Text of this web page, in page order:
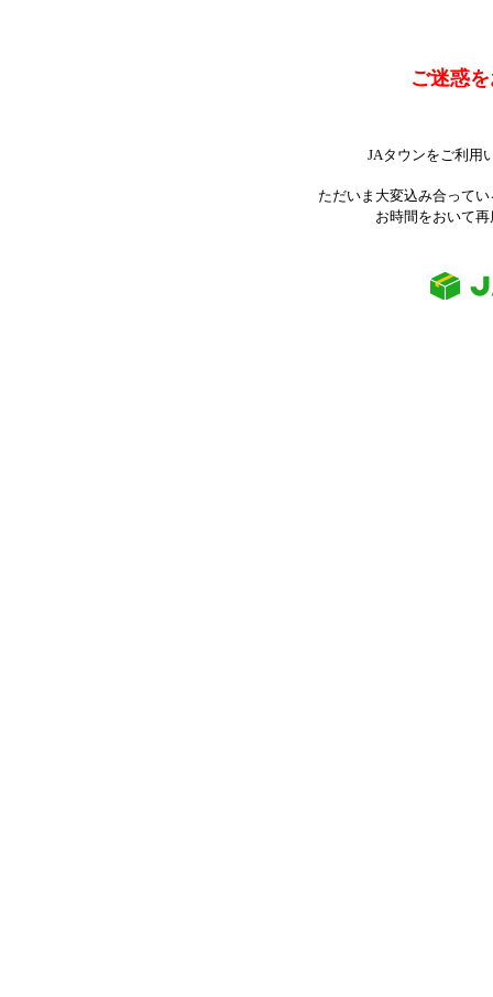
ご迷惑
JAタウンをご利用
ただいま大変込み合って
お時間をおいて